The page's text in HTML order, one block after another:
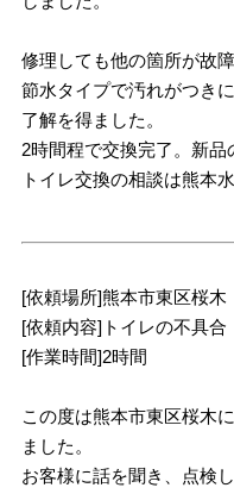
修理しても他の箇所が故
節水タイプで汚れがつき
了解を得ました。
2時間程で交換完了。新品
トイレ交換の相談は熊本
[依頼場所]熊本市東区桜木
[依頼内容]トイレの不具合
[作業時間]2時間
この度は熊本市東区桜木
ました。
お客様に話を聞き、点検